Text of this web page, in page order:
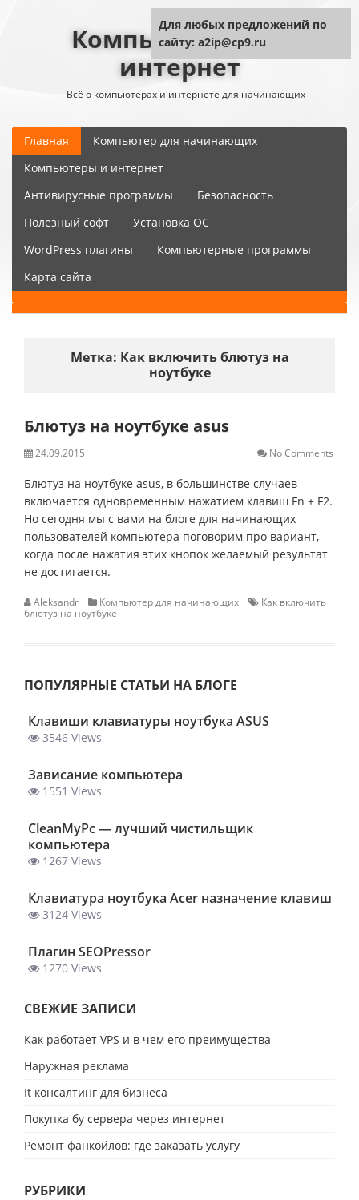
Компьютер плюс
интернет
Всё о компьютерах и интернете для начинающих
Главная
Компьютер для начинающих
Компьютеры и интернет
Антивирусные программы
Безопасность
Полезный софт
Установка ОС
WordPress плагины
Компьютерные программы
Карта сайта
Метка: Как включить блютуз на
ноутбуке
Блютуз на ноутбуке asus
24.09.2015 No Comments
Блютуз на ноутбуке asus, в большинстве случаев
включается одновременным нажатием клавиш Fn + F2.
Но сегодня мы с вами на блоге для начинающих
пользователей компьютера поговорим про вариант,
когда после нажатия этих кнопок желаемый результат
не достигается.
Aleksandr Компьютер для начинающих
Как включить
блютуз на ноутбуке
ПОПУЛЯРНЫЕ СТАТЬИ НА БЛОГЕ
Клавиши клавиатуры ноутбука ASUS
3546 Views
Зависание компьютера
1551 Views
ClеanMyPc — лучший чистильщик
компьютера
1267 Views
Клавиатура ноутбука Acer назначение клавиш
3124 Views
Плагин SEOPressor
1270 Views
СВЕЖИЕ ЗАПИСИ
Как работает VPS и в чем его преимущества
Наружная реклама
It консалтинг для бизнеса
Покупка бу сервера через интернет
Ремонт фанкойлов: где заказать услугу
РУБРИКИ
Для любых предложений по
сайту: a2ip@cp9.ru